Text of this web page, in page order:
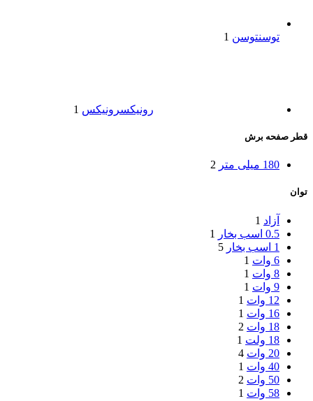
توسنتوسن 1
رونیکسرونیکس 1
قطر صفحه برش
180 میلی متر 2
توان
آزاد 1
0.5 اسب بخار
1
1 اسب بخار
5
6 وات
1
8 وات
1
9 وات
1
12 وات
1
16 وات
1
18 وات
2
18 ولت
1
20 وات
4
40 وات
1
50 وات
2
58 وات
1